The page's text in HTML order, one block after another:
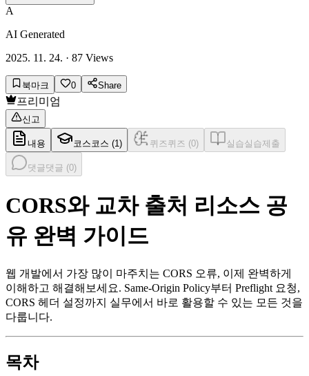
A
AI Generated
2025. 11. 24. · 87 Views
북마크 0 Share
프리미엄
신고
내용 코스 코스 (1 ) 퀴즈퀴즈 (0) 실습실습제출
댓글댓글 (0)
CORS와 교차 출처 리소스 공
유 완벽 가이드
웹 개발에서 가장 많이 마주치는 CORS 오류, 이제 완벽하게
이해하고 해결해보세요. Same-Origin Policy부터 Preflight 요청,
CORS 헤더 설정까지 실무에서 바로 활용할 수 있는 모든 것을
다룹니다.
목차